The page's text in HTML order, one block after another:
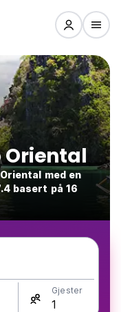
Oriental
med en
basert på 16
Gjester